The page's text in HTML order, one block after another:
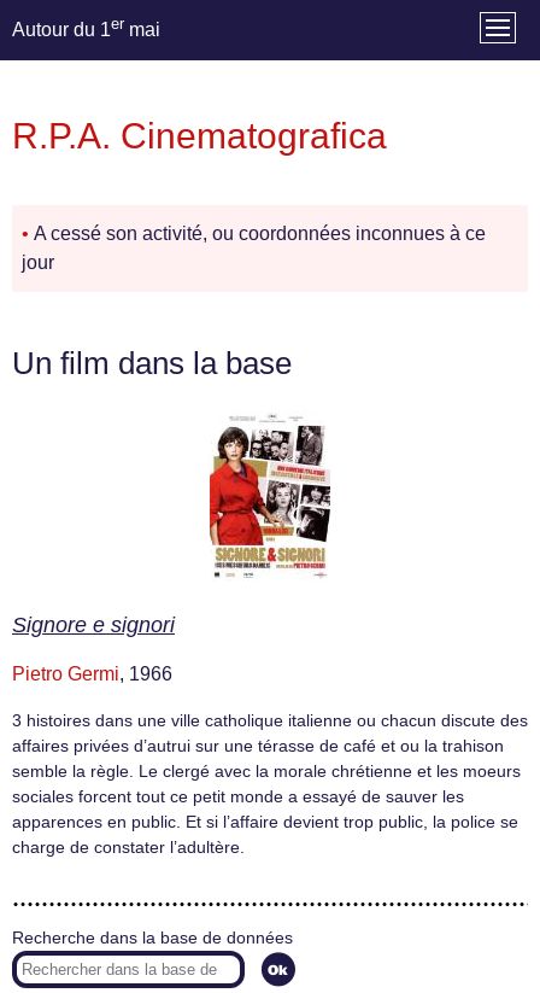
Autour du 1er mai
R.P.A. Cinematografica
• A cessé son activité, ou coordonnées inconnues à ce
jour
Un film dans la base
Signore e signori
Pietro Germi, 1966
3 histoires dans une ville catholique italienne ou chacun discute des
affaires privées d’autrui sur une térasse de café et ou la trahison
semble la règle. Le clergé avec la morale chrétienne et les moeurs
sociales forcent tout ce petit monde a essayé de sauver les
apparences en public. Et si l’affaire devient trop public, la police se
charge de constater l’adultère.
Recherche dans la base de données